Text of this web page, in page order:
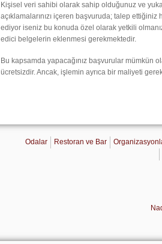
Kişisel veri sahibi olarak sahip olduğunuz ve
açıklamalarınızı içeren başvuruda; talep ettiğiniz
ediyor iseniz bu konuda özel olarak yetkili
edici belgelerin eklenmesi gerekmektedir.
Bu kapsamda yapacağınız başvurular mümkün
ücretsizdir. Ancak, işlemin ayrıca bir maliyeti
Odalar Restoran ve Bar